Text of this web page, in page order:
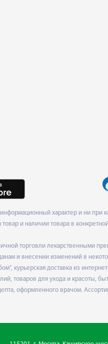
характер и ни при
и наличии товара в
торговли лекарственными
и внесении изменений в
курьерская доставка из
товаров для ухода и красоты,
оформленного врачом.